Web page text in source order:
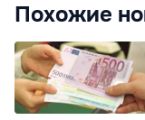
Похожие